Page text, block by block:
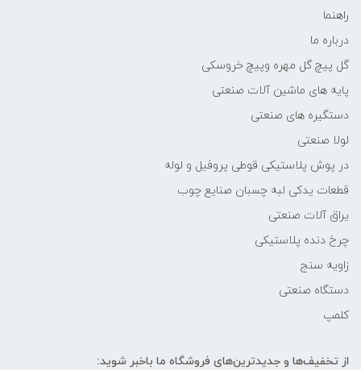
راهنما
درباره ما
گل پیچ گل مهره وپیچ خروسکی
پایه های ماشین آلات صنعتی
دستگیره های صنعتی
لولا صنعتی
در پوش پلاستیکی قوطی پروفیل و لوله
قطعات یدکی لبه چسبان صنایع چوب
یراق آلات صنعتی
چرخ دنده پلاستیکی
زاویه سنج
دستگاه صنعتی
کلمپ
از تخفیف‌ها و جدیدترین‌های فروشگاه ما باخبر شوید: